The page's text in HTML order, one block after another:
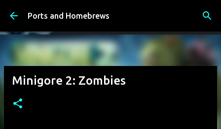
К основному контенту
Ports and Homebrews
Minigore 2: Zombies